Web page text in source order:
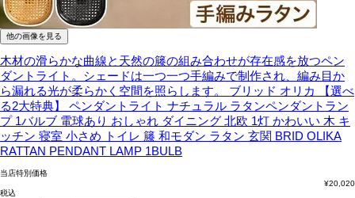
他の画像を見る
木材の滑らかな曲線と天然の籐の組み合わせが存在感を放つペン
ダントライト。シェードは一つ一つ手編みで制作され、編み目か
ら漏れる光が柔らかく空間を照らします。
ブリッド オリカ 【選べ
る2大特典】 ペンダントライト ナチュラル ラタンペンダントラン
プ 1バルブ 電球あり おしゃれ ダイニング 北欧 1灯 かわいい 木 キ
ッチン 寝室 小さめ トイレ 籐 和モダン ラタン 玄関 BRID OLIKA
RATTAN PENDANT LAMP 1BULB
当店特別価格
¥20,020
税込